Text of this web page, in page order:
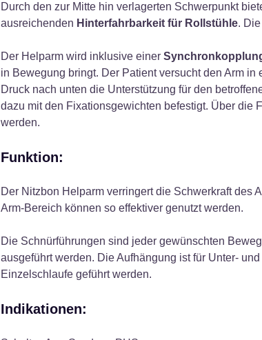
Durch den zur Mitte hin verlagerten Schwerpunkt
ausreichenden Hinterfahrbarkeit für Rollstühle.
Der Helparm wird inklusive einer
in Bewegung bringt. Der Patient versucht den Arm
Druck nach unten die Unterstützung für den
dazu mit den Fixationsgewichten befestigt. Über die
werden.
Funktion:
Der Nitzbon Helparm verringert die Schwerkraft des
Arm-Bereich können so effektiver genutzt werden.
Die Schnürführungen sind jeder gewünschten
ausgeführt werden. Die Aufhängung ist für Unter-
Einzelschlaufe geführt werden.
Indikationen: